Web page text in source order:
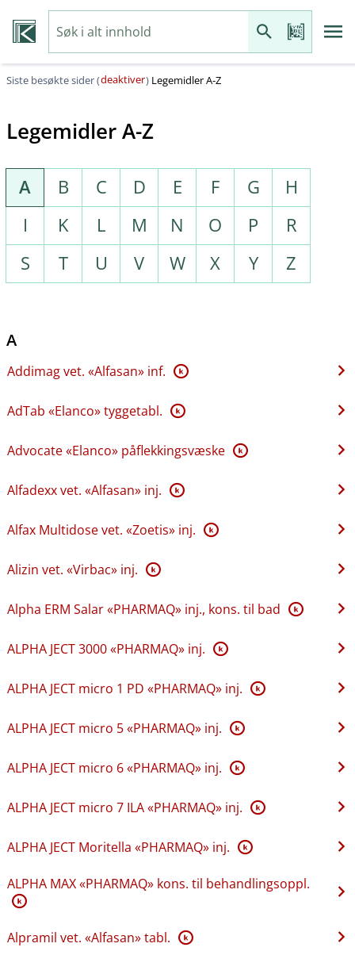
Siste besøkte sider (deaktiver) Legemidler A-Z
Legemidler A-Z
A B C D E F G
H
I
K L M N O P
R
S
T U V W X Y Z
A
Addimag vet. «Alfasan» inf. K
AdTab «Elanco» tyggetabl. K
Advocate «Elanco» påflekkingsvæske K
Alfadexx vet. «Alfasan» inj. K
Alfax Multidose vet. «Zoetis» inj. K
Alizin vet. «Virbac» inj. K
Alpha ERM Salar «PHARMAQ» inj., kons. til bad K
ALPHA JECT 3000 «PHARMAQ» inj. K
ALPHA JECT micro 1 PD «PHARMAQ» inj. K
ALPHA JECT micro 5 «PHARMAQ» inj. K
ALPHA JECT micro 6 «PHARMAQ» inj. K
ALPHA JECT micro 7 ILA «PHARMAQ» inj. K
ALPHA JECT Moritella «PHARMAQ» inj. K
ALPHA MAX «PHARMAQ» kons. til behandlingsoppl.
K
Alpramil vet. «Alfasan» tabl. K